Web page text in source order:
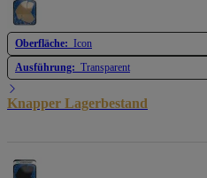
Oberfläche: Icon
Ausführung: Transparent
Knapper Lagerbestand